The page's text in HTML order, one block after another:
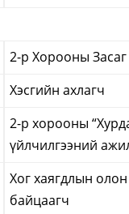
2-р Хорооны Засаг
Хэсгийн ахлагч
2-р хорооны
үйлчилгээний
Хог хаягдлын
байцаагч